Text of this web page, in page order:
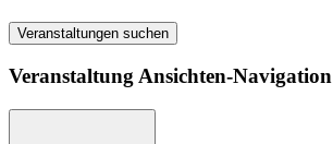
Veranstaltungen suchen
Veranstaltung Ansichten-Navigation